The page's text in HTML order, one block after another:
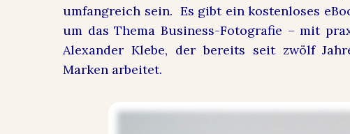
umfangreich sein. Es gibt ein kostenloses
um das Thema Business-Fotografie – mit
Alexander Klebe, der bereits seit zwölf
Marken arbeitet.